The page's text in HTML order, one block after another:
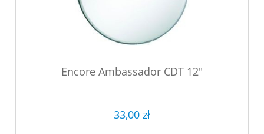
Encore Ambassador CDT 12"
33,00 zł